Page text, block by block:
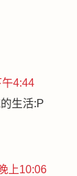
4:44
生活:P
上10:06